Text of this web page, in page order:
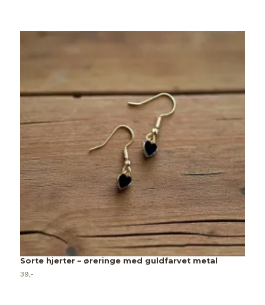
Sorte hjerter – øreringe med guldfarvet metal
39,-